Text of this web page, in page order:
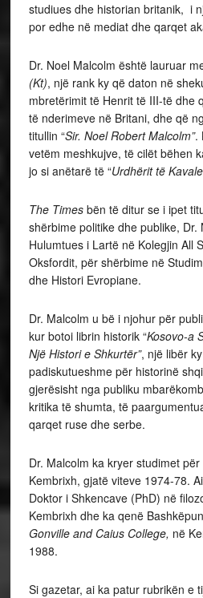
studiues dhe historian britanik, i
por edhe në mediat dhe qarqet
Dr. Noel Malcolm është lauruar
(Kt), një rank ky që daton në
mbretërimit të Henrit të III-të dhe
të nderimeve në Britani, dhe që
titullin “Sir. Noel Robert Malcolm”.
vetëm meshkujve, të cilët bëhen
jo si anëtarë të “Urdhërit të
The Timesbën të ditur se i ipet
shërbime politike dhe publike, Dr.
Hulumtues i Lartë në Kolegjin All
Oksfordit, për shërbime në
dhe Histori Evropiane.
Dr. Malcolm u bë i njohur për
kur botoi librin historik “Kosovo-a
Një Histori e Shkurtër”, një libër
padiskutueshme për historinë
gjerësisht nga publiku
kritika të shumta, të
qarqet ruse dhe serbe.
Dr. Malcolm ka kryer studimet
Kembrixh, gjatë viteve 1974-78.
Doktor i Shkencave (PhD) në
Kembrixh dhe ka qenë
Gonville and Caius College, në
1988.
Si gazetar, ai ka patur rubrikën e